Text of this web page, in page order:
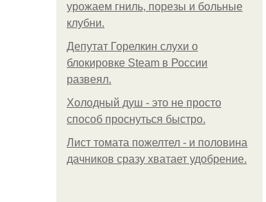
урожаем гниль, порезы и больные
клубни.
Депутат Горелкин слухи о
блокировке Steam в России
развеял.
Холодный душ - это не просто
способ проснуться быстро.
Лист томата пожелтел - и половина
дачников сразу хватает удобрение.